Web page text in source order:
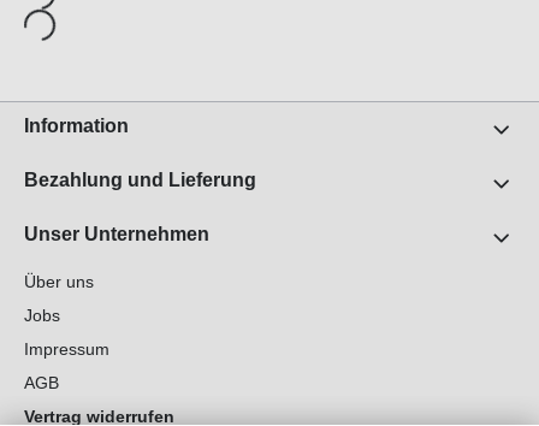
Information
Bezahlung und Lieferung
Unser Unternehmen
Über uns
Jobs
Impressum
AGB
Vertrag widerrufen